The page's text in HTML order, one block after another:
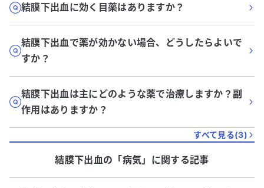
結膜下出血に効く目薬はありますか？
結膜下出血で薬が効かない場合、どうしたらよいで
すか？
結膜下出血は主にどのような薬で治療しますか？副
作用はありますか？
すべて見る(3)
結膜下出血の「病気」に関する記事